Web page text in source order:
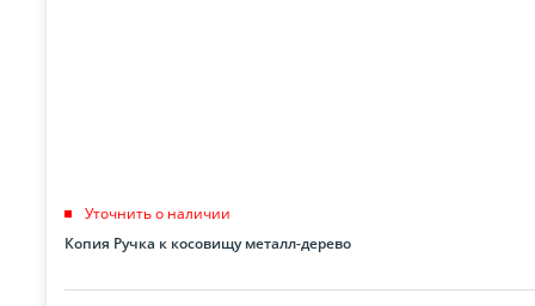
Уточнить о наличии
Копия Ручка к косовищу металл-дерево